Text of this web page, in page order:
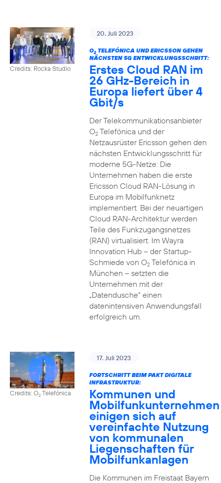
Credits: Rocka Studio
20. Juli 2023
O2TELEFÓNICA UND ERICSSON GEHEN
NÄCHSTEN 5G ENTWICKLUNGSSCHRITT:
Erstes Cloud RAN im
26 GHz-Bereich in
Europa liefert über 4
Gbit/s
Der Telekommunikationsanbieter
O2Telefónica und der
Netzausrüster Ericsson gehen den
nächsten Entwicklungsschritt für
moderne 5G-Netze: Die
Unternehmen haben die erste
Ericsson Cloud RAN-Lösung in
Europa im Mobilfunknetz
implementiert. Bei der neuartigen
Cloud RAN-Architektur werden
Teile des Funkzugangsnetzes
(RAN) virtualisiert. Im Wayra
Innovation Hub – der Startup-
Schmiede von O2Telefónica in
München – setzten die
Unternehmen mit der
„Datendusche“ einen
datenintensiven Anwendungsfall
erfolgreich um.
Credits: O2Telefónica
17. Juli 2023
FORTSCHRITT BEIM PAKT DIGITALE
INFRASTRUKTUR:
Kommunen und
Mobilfunkunternehmen
einigen sich auf
vereinfachte Nutzung
von kommunalen
Liegenschaften für
Mobilfunkanlagen
Die Kommunen im Freistaat Bayern